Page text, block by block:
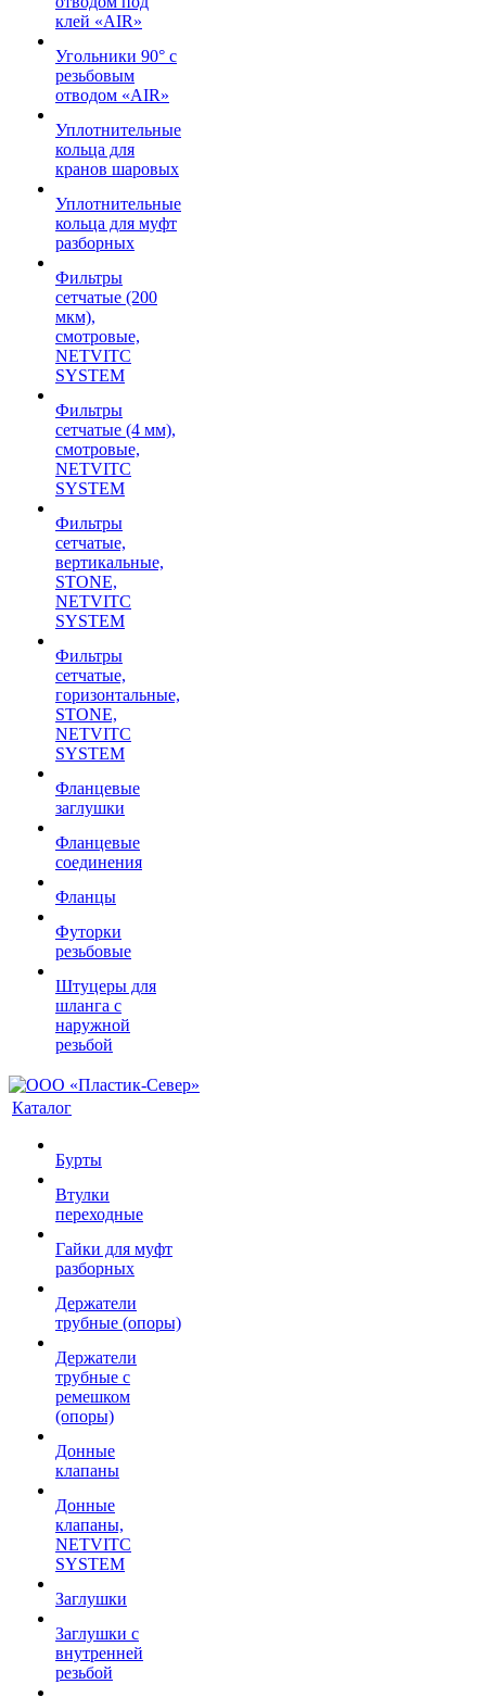
клей «AIR»
Угольники 90° с
резьбовым
отводом «AIR»
Уплотнительные
кольца для
кранов шаровых
Уплотнительные
кольца для муфт
разборных
Фильтры
сетчатые (200
мкм),
смотровые,
NETVITC
SYSTEM
Фильтры
сетчатые (4 мм),
смотровые,
NETVITC
SYSTEM
Фильтры
сетчатые,
вертикальные,
STONE,
NETVITC
SYSTEM
Фильтры
сетчатые,
горизонтальные,
STONE,
NETVITC
SYSTEM
Фланцевые
заглушки
Фланцевые
соединения
Фланцы
Футорки
резьбовые
Штуцеры для
шланга с
наружной
резьбой
Каталог
Бурты
Втулки
переходные
Гайки для муфт
разборных
Держатели
трубные (опоры)
Держатели
трубные с
ремешком
(опоры)
Донные
клапаны
Донные
клапаны,
NETVITC
SYSTEM
Заглушки
Заглушки с
внутренней
резьбой